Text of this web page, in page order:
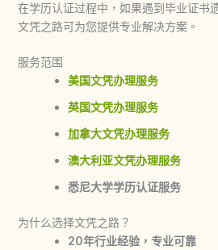
在学历认证过程中，如果遇到毕业证书
文凭之路可为您提供专业解决方案。
服务范围
美国文凭办理服务
英国文凭办理服务
加拿大文凭办理服务
澳大利亚文凭办理服务
悉尼大学学历认证服务
为什么选择文凭之路？
20年行业经验，专业可靠